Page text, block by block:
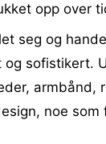
opp over
seg og
sofistikert.
armbånd,
noe